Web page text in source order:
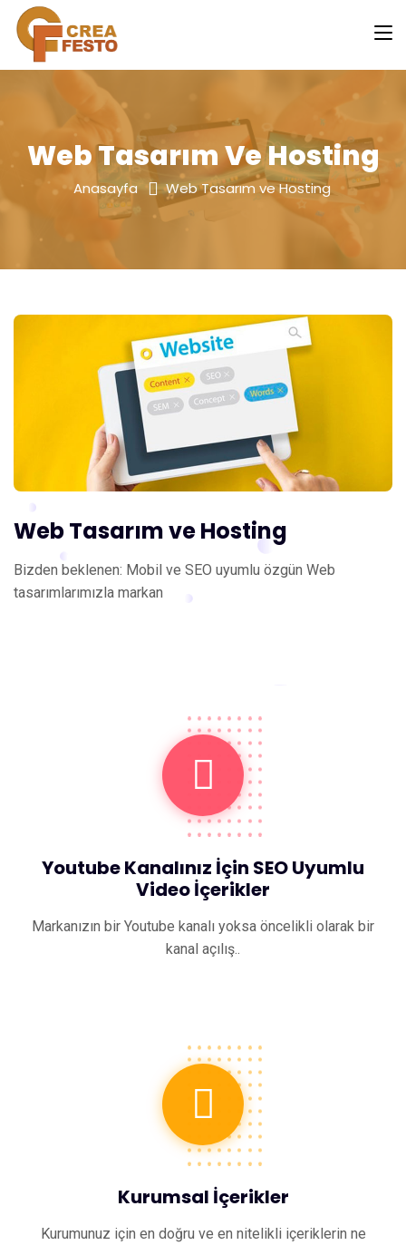
Web Tasarım Ve Hosting
Anasayfa Web Tasarım ve Hosting
Web Tasarım ve Hosting
Bizden beklenen: Mobil ve SEO uyumlu özgün Web
tasarımlarımızla markan
Youtube Kanalınız İçin SEO Uyumlu
Video İçerikler
Markanızın bir Youtube kanalı yoksa öncelikli olarak bir
kanal açılış..
Kurumsal İçerikler
Kurumunuz için en doğru ve en nitelikli içeriklerin ne